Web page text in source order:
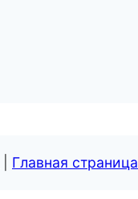
Главная страница